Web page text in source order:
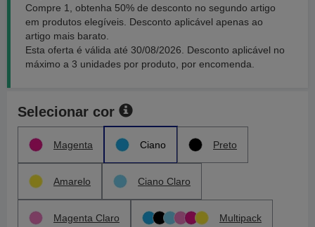
Compre 1, obtenha 50% de desconto no segundo artigo
em produtos elegíveis. Desconto aplicável apenas ao
artigo mais barato.
Esta oferta é válida até 30/08/2026. Desconto aplicável no
máximo a 3 unidades por produto, por encomenda.
Selecionar cor
Magenta Ciano Preto
Amarelo Ciano Claro
Magenta Claro Multipack